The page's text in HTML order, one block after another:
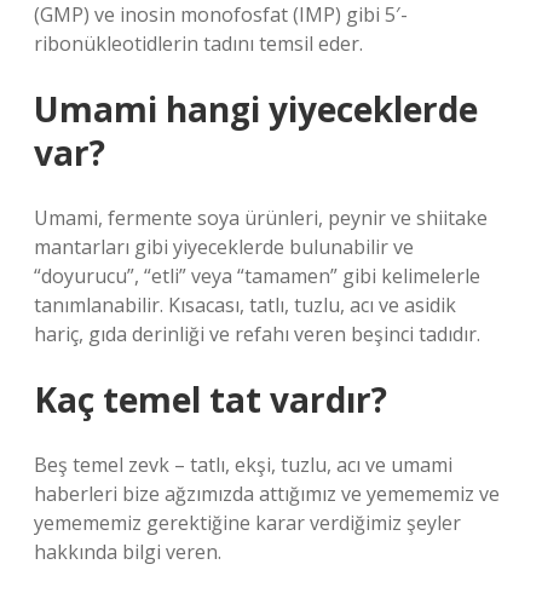
(GMP) ve inosin monofosfat (IMP) gibi 5′-
ribonükleotidlerin tadını temsil eder.
Umami hangi yiyeceklerde
var?
Umami, fermente soya ürünleri, peynir ve shiitake
mantarları gibi yiyeceklerde bulunabilir ve
“doyurucu”, “etli” veya “tamamen” gibi kelimelerle
tanımlanabilir. Kısacası, tatlı, tuzlu, acı ve asidik
hariç, gıda derinliği ve refahı veren beşinci tadıdır.
Kaç temel tat vardır?
Beş temel zevk – tatlı, ekşi, tuzlu, acı ve umami
haberleri bize ağzımızda attığımız ve yemememiz ve
yemememiz gerektiğine karar verdiğimiz şeyler
hakkında bilgi veren.